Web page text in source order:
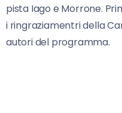
pista Iago e Morrone.
i ringraziamentri della
autori del programma.